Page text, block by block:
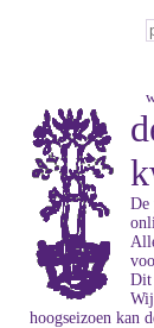
De
Dit
hoogseizoen kan